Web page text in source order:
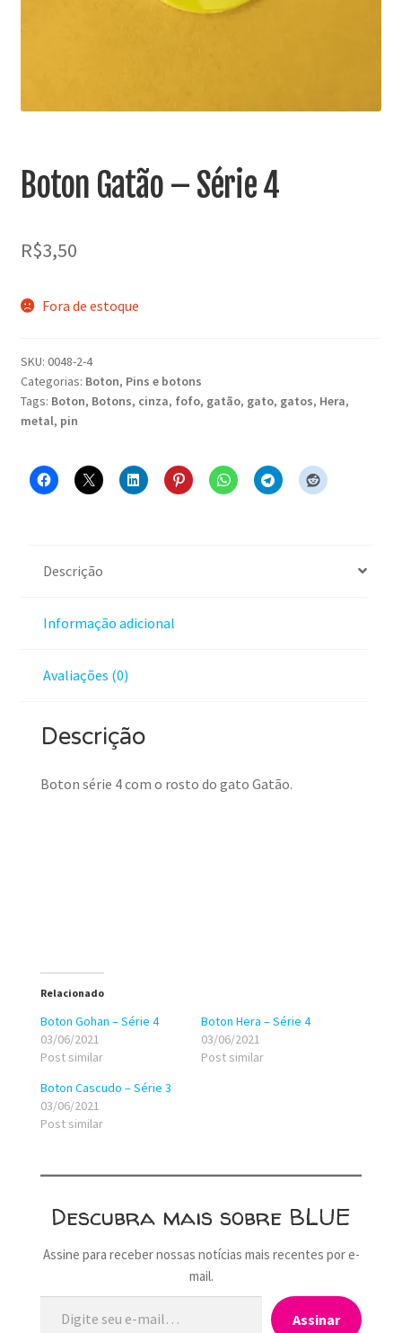
for:
Boton Gatão – Série 4
R$3,50
Fora de estoque
SKU: 0048-2-4
Categorias: Boton, Pins e botons
Tags: Boton, Botons, cinza, fofo, gatão, gato, gatos, Hera,
metal, pin
Descrição
Informação adicional
Avaliações (0)
Descrição
Boton série 4 com o rosto do gato Gatão.
Relacionado
Boton Gohan – Série 4
03/06/2021
Post similar
Boton Hera – Série 4
03/06/2021
Post similar
Boton Cascudo – Série 3
03/06/2021
Post similar
Descubra mais sobre BLUE
Assine para receber nossas notícias mais recentes por e-
mail.
Digite seu e-mail…
Assinar